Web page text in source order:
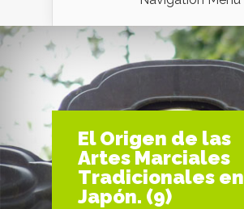
El Origen de las
Artes Marciales
Tradicionales en
Japón. (9)